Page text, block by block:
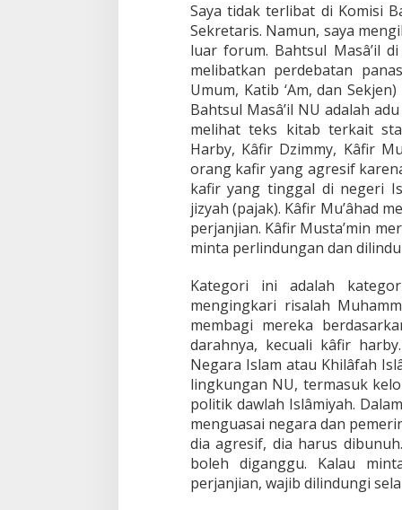
Saya tidak terlibat di Komisi
Sekretaris. Namun, saya
luar forum. Bahtsul Masâ’il
melibatkan perdebatan
Umum, Katib ‘Am, dan
Bahtsul Masâ’il NU adalah
melihat teks kitab terkait
Harby, Kâfir Dzimmy, Kâfir
orang kafir yang agresif
kafir yang tinggal di negeri
jizyah (pajak). Kâfir Mu’âhad
perjanjian. Kâfir Musta’min
minta perlindungan dan
Kategori ini adalah
mengingkari risalah
membagi mereka
darahnya, kecuali kâfir
Negara Islam atau Khilâfah
lingkungan NU, termasuk
politik dawlah Islâmiyah.
menguasai negara dan
dia agresif, dia harus
boleh diganggu. Kalau
perjanjian, wajib dilindungi